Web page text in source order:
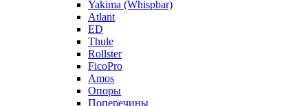
Yakima (Whispbar)
Atlant
ED
Thule
Rollster
FicoPro
Amos
Опоры
Поперечины